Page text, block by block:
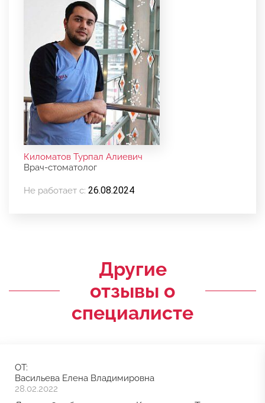
Киломатов Турпал Алиевич
Врач-стоматолог
Не работает с: 26.08.2024
Другие
отзывы о
специалисте
ОТ:
Васильева Елена Владимировна
28.02.2022